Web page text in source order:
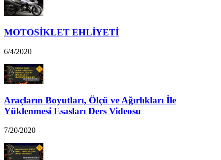
MOTOSİKLET EHLİYETİ
6/4/2020
Araçların Boyutları, Ölçü ve Ağırlıkları İle
Yüklenmesi Esasları Ders Videosu
7/20/2020